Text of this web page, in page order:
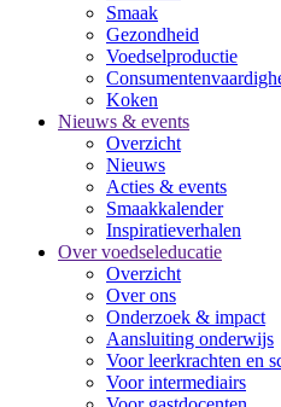
Smaak
Gezondheid
Voedselproductie
Koken
Nieuws & events
Overzicht
Nieuws
Acties & events
Smaakkalender
Inspiratieverhalen
Over voedseleducatie
Overzicht
Over ons
Onderzoek & impact
Aansluiting onderwijs
Voor leerkrachten en
Voor intermediairs